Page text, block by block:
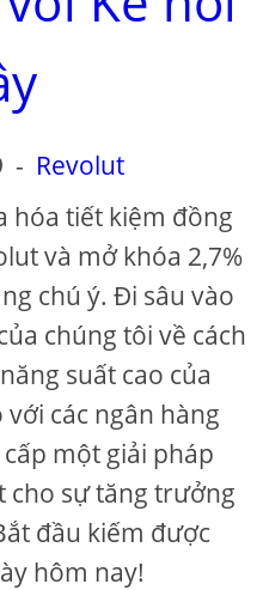
- Revolut
hóa tiết kiệm đồng
và mở khóa 2,7%
chú ý. Đi sâu vào
chúng tôi về cách
suất cao của
các ngân hàng
một giải pháp
cho sự tăng trưởng
đầu kiếm được
hôm nay!